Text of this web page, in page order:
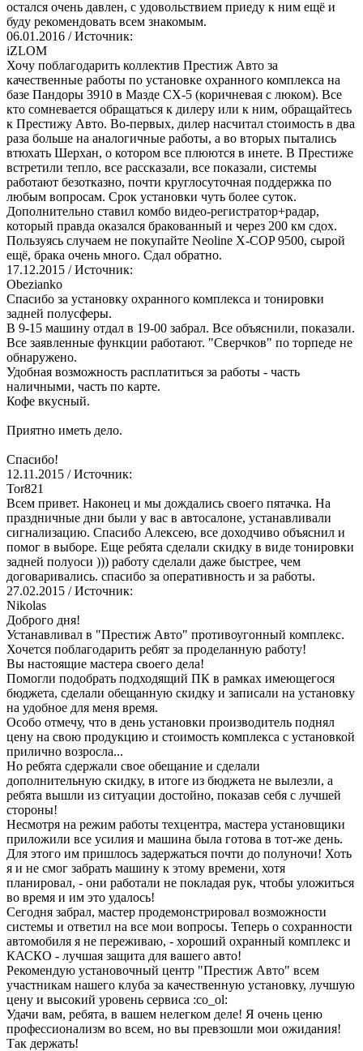
остался очень давлен, с удовольствием приеду к ним ещё и
буду рекомендовать всем знакомым.
06.01.2016 / Источник:
iZLOM
Хочу поблагодарить коллектив Престиж Авто за
качественные работы по установке охранного комплекса на
базе Пандоры 3910 в Мазде СХ-5 (коричневая с люком). Все
кто сомневается обращаться к дилеру или к ним, обращайтесь
к Престижу Авто. Во-первых, дилер насчитал стоимость в два
раза больше на аналогичные работы, а во вторых пытались
втюхать Шерхан, о котором все плюются в инете. В Престиже
встретили тепло, все рассказали, все показали, системы
работают безотказно, почти круглосуточная поддержка по
любым вопросам. Срок установки чуть более суток.
Дополнительно ставил комбо видео-регистратор+радар,
который правда оказался бракованный и через 200 км сдох.
Пользуясь случаем не покупайте Neoline X-COP 9500, сырой
ещё, брака очень много. Сдал обратно.
17.12.2015 / Источник:
Obezianko
Спасибо за установку охранного комплекса и тонировки
задней полусферы.
В 9-15 машину отдал в 19-00 забрал. Все объяснили, показали.
Все заявленные функции работают. "Сверчков" по торпеде не
обнаружено.
Удобная возможность расплатиться за работы - часть
наличными, часть по карте.
Кофе вкусный.
Приятно иметь дело.
Спасибо!
12.11.2015 / Источник:
Tor821
Всем привет. Наконец и мы дождались своего пятачка. На
праздничные дни были у вас в автосалоне, устанавливали
сигнализацию. Спасибо Алексею, все доходчиво объяснил и
помог в выборе. Еще ребята сделали скидку в виде тонировки
задней полуоси ))) работу сделали даже быстрее, чем
договаривались. спасибо за оперативность и за работы.
27.02.2015 / Источник:
Nikolas
Доброго дня!
Устанавливал в "Престиж Авто" противоугонный комплекс.
Хочется поблагодарить ребят за проделанную работу!
Вы настоящие мастера своего дела!
Помогли подобрать подходящий ПК в рамках имеющегося
бюджета, сделали обещанную скидку и записали на установку
на удобное для меня время.
Особо отмечу, что в день установки производитель поднял
цену на свою продукцию и стоимость комплекса с установкой
прилично возросла...
Но ребята сдержали свое обещание и сделали
дополнительную скидку, в итоге из бюджета не вылезли, а
ребята вышли из ситуации достойно, показав себя с лучшей
стороны!
Несмотря на режим работы техцентра, мастера установщики
приложили все усилия и машина была готова в тот-же день.
Для этого им пришлось задержаться почти до полуночи! Хоть
я и не смог забрать машину к этому времени, хотя
планировал, - они работали не покладая рук, чтобы уложиться
во время и им это удалось!
Сегодня забрал, мастер продемонстрировал возможности
системы и ответил на все мои вопросы. Теперь о сохранности
автомобиля я не переживаю, - хороший охранный комплекс и
КАСКО - лучшая защита для вашего авто!
Рекомендую установочный центр "Престиж Авто" всем
участникам нашего клуба за качественную установку, лучшую
цену и высокий уровень сервиса :co_ol:
Удачи вам, ребята, в вашем нелегком деле! Я очень ценю
профессионализм во всем, но вы превзошли мои ожидания!
Так держать!